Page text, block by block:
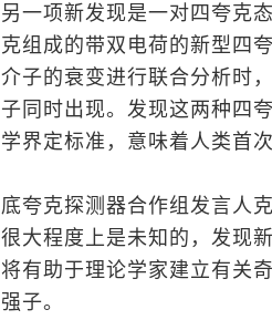
另一项新发现是一对四夸克
克组成的带双电荷的新型四
介子的衰变进行联合分析时
子同时出现。发现这两种四
学界定标准，意味着人类首
底夸克探测器合作组发言人
很大程度上是未知的，发现
将有助于理论学家建立有关
强子。